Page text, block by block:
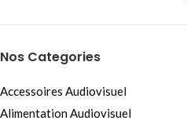
Vidéo
Nos Categories
Accessoires Audiovisuel
Alimentation Audiovisuel